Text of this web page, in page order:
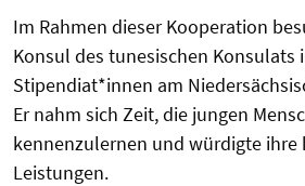
Im Rahmen dieser Kooperation
Konsul des tunesischen Konsulats
Stipendiat*innen am
Er nahm sich Zeit, die jungen
kennenzulernen und würdigte ihre
Leistungen.